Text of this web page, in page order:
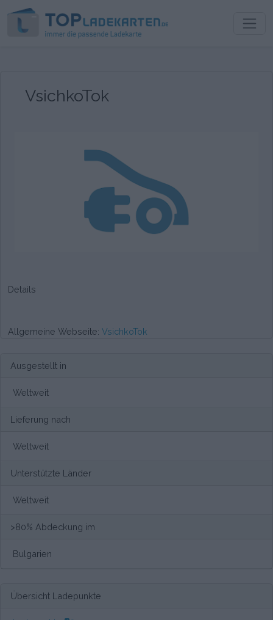
VsichkoTok
Details
Allgemeine Webseite: VsichkoTok
Ausgestellt in
Weltweit
Lieferung nach
Weltweit
Unterstützte Länder
Weltweit
>80% Abdeckung im
Bulgarien
Übersicht Ladepunkte